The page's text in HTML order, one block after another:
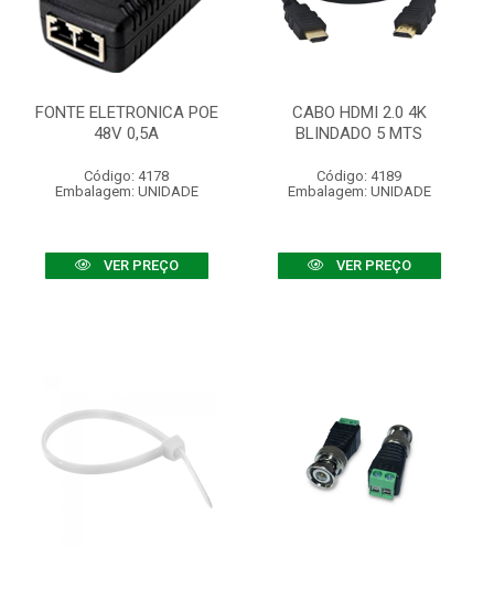
FONTE ELETRONICA POE
48V 0,5A
Código: 4178
Embalagem: UNIDADE
VER PREÇO
CABO HDMI 2.0 4K
BLINDADO 5 MTS
Código: 4189
Embalagem: UNIDADE
VER PREÇO